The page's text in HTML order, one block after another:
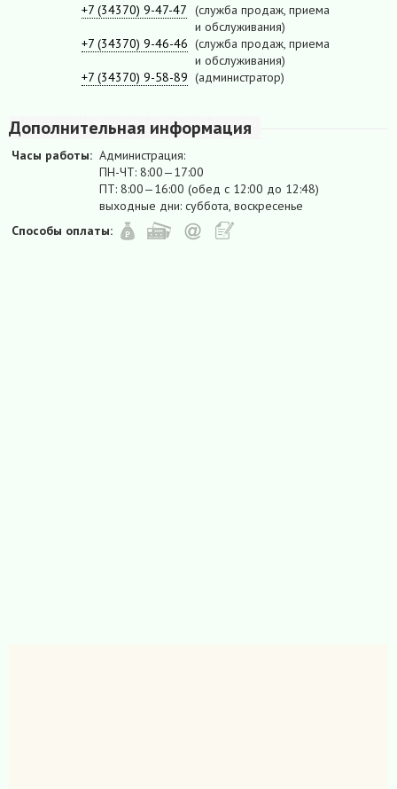
+7 (34370) 9-47-47 (служба продаж, приема
и обслуживания)
+7 (34370) 9-46-46 (служба продаж, приема
и обслуживания)
+7 (34370) 9-58-89 (администратор)
Дополнительная информация
Часы работы: Администрация:
ПН-ЧТ: 8:00—17:00
ПТ: 8:00—16:00 (обед с 12:00 до 12:48)
выходные дни: суббота, воскресенье
Способы оплаты: